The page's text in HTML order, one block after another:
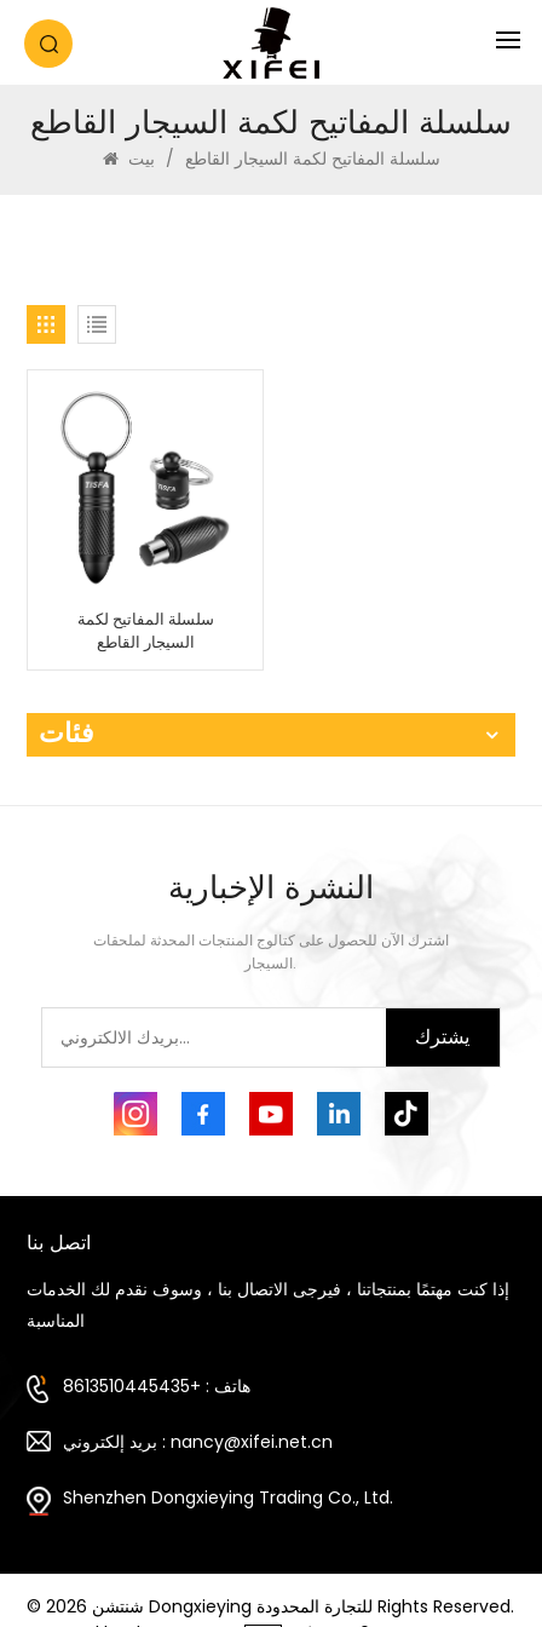
سلسلة المفاتيح لكمة السيجار القاطع
/ سلسلة المفاتيح لكمة السيجار القاطع
سلسلة المفاتيح لكمة
السيجار القاطع
فئات
النشرة الإخبارية
اشترك الآن للحصول على كتالوج المنتجات المحدثة لملحقات
السيجار.
يشترك
اتصل بنا
إذا كنت مهتمًا بمنتجاتنا ، فيرجى الاتصال بنا ، وسوف نقدم لك الخدمات
المناسبة
هاتف : +8613510445435
بريد إلكتروني : nancy@xifei.net.cn
Shenzhen Dongxieying Trading Co., Ltd.
© 2026 شنتشن Dongxieying للتجارة المحدودة Rights Reserved.